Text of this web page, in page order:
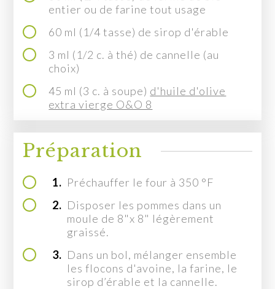
MON COMPTE
EN
entier ou de farine tout usage
60 ml (1/4 tasse) de sirop d'érable
3 ml (1/2 c. à thé) de cannelle (au
choix)
45 ml (3 c. à soupe) d'huile d'olive
extra vierge O&O 8
Préparation
1. Préchauffer le four à 350 °F
2. Disposer les pommes dans un
moule de 8"x 8" légèrement
graissé.
3. Dans un bol, mélanger ensemble
les flocons d'avoine, la farine, le
sirop d’érable et la cannelle.